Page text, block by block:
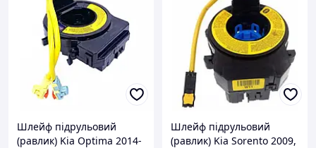
Шлейф підрульовий
(равлик) Kia Optima 2014-
Шлейф підрульовий
(равлик) Kia Sorento 2009,